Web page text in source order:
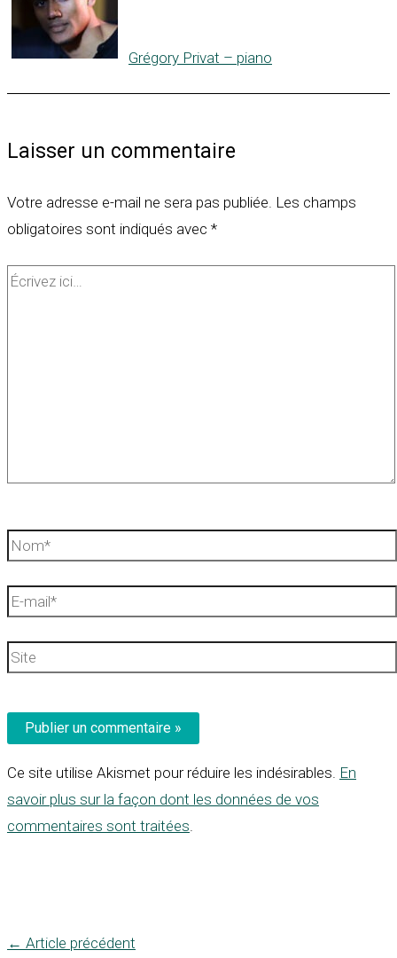
Grégory Privat – piano
Laisser un commentaire
Votre adresse e-mail ne sera pas publiée. Les champs
obligatoires sont indiqués avec *
Écrivez
Nom*
E-
Site
Ce site utilise Akismet pour réduire les indésirables. En
savoir plus sur la façon dont les données de vos
commentaires sont traitées.
← Article précédent